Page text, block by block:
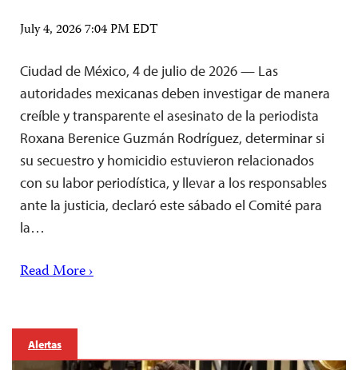
July 4, 2026 7:04 PM EDT
Ciudad de México, 4 de julio de 2026 — Las
autoridades mexicanas deben investigar de manera
creíble y transparente el asesinato de la periodista
Roxana Berenice Guzmán Rodríguez, determinar si
su secuestro y homicidio estuvieron relacionados
con su labor periodística, y llevar a los responsables
ante la justicia, declaró este sábado el Comité para
la…
Read More ›
Alertas